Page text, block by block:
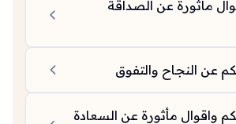
مأثورة عن الصداقة
عن النجاح والتفوق
واقوال مأثورة عن السعادة